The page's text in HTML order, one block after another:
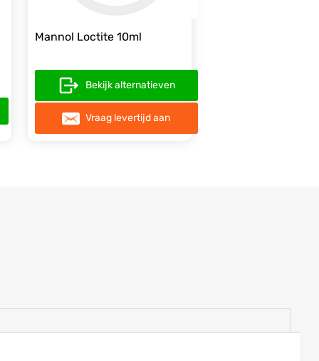
Mannol Loctite 10ml
Bekijk alternatieven
Vraag levertijd aan